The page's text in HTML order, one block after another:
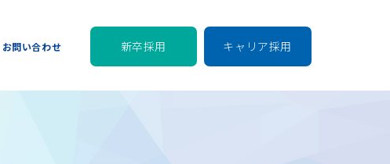
お問い合わせ 新卒採用 キャリア採用